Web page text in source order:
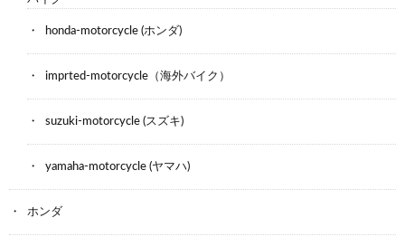
honda-motorcycle (ホンダ)
imprted-motorcycle（海外バイク）
suzuki-motorcycle (スズキ)
yamaha-motorcycle (ヤマハ)
ホンダ